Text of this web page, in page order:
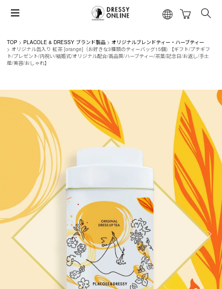
TOP PLACOLE & DRESSY ブランド製品
オリジナルブレンドティー・ハーブティー
オリジナル缶入り 紅茶 [orange]（お好きな3種類のティーバッグ15個) 【ギフト/プチギフ
ト/プレゼント/内祝い/結婚式/オリジナル配合/高品質/ハーブティー/茶葉/記念日/お返し/手土
産/美容/おしゃれ】